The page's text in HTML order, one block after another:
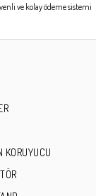
ve kolay ödeme sistemi
KORUYUCU